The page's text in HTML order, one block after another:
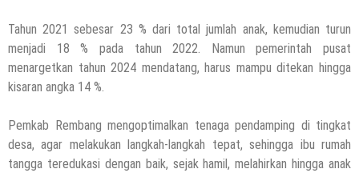
Tahun 2021 sebesar 23 % dari total jumlah anak, kemudian turun
menjadi 18 % pada tahun 2022. Namun pemerintah pusat
menargetkan tahun 2024 mendatang, harus mampu ditekan hingga
kisaran angka 14 %.
Pemkab Rembang mengoptimalkan tenaga pendamping di tingkat
desa, agar melakukan langkah-langkah tepat, sehingga ibu rumah
tangga teredukasi dengan baik, sejak hamil, melahirkan hingga anak